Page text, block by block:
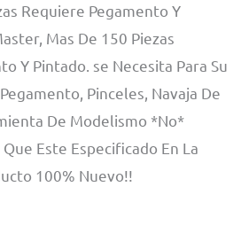
Requiere Pegamento Y
Mas De 150 Piezas
Y Pintado. se Necesita Para Su
Pinceles, Navaja De
De Modelismo *No*
Este Especificado En La
100% Nuevo!!